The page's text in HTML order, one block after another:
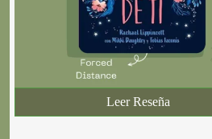
Leer Reseña